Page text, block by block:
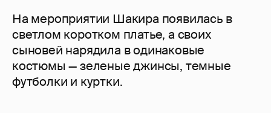
На мероприятии Шакира появилась в
светлом коротком платье, а своих
сыновей нарядила в одинаковые
костюмы — зеленые джинсы, темные
футболки и куртки.